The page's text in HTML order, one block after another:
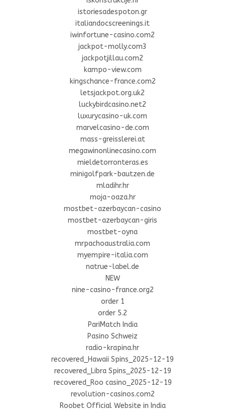
istoriesadespoton.gr
italiandocscreenings.it
iwinfortune-casino.com2
jackpot-molly.com3
jackpotjillau.com2
kampo-view.com
kingschance-france.com2
letsjackpot.org.uk2
luckybirdcasino.net2
luxurycasino-uk.com
marvelcasino-de.com
mass-greisslerei.at
megawinonlinecasino.com
mieldetorronteras.es
minigolfpark-bautzen.de
mladihr.hr
moja-oaza.hr
mostbet-azerbaycan-casino
mostbet-azerbaycan-giris
mostbet-oyna
mrpachoaustralia.com
myempire-italia.com
natrue-label.de
NEW
nine-casino-france.org2
order 1
order 5.2
PariMatch India
Pasino Schweiz
radio-krapina.hr
recovered_Hawaii Spins_2025-12-19
recovered_Libra Spins_2025-12-19
recovered_Roo casino_2025-12-19
revolution-casinos.com2
Roobet Official Website in India